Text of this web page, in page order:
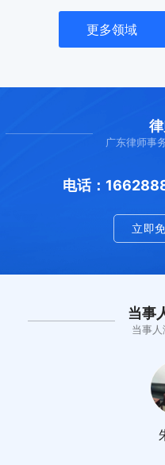
更多领域
广东律师事
电话：
立即
当事
当事